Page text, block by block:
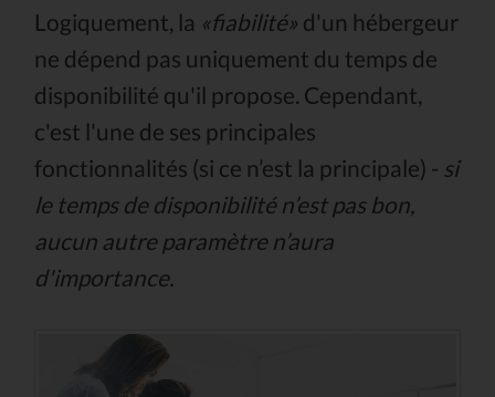
Logiquement, la «fiabilité» d'un hébergeur
ne dépend pas uniquement du temps de
disponibilité qu'il propose. Cependant,
c'est l'une de ses principales
fonctionnalités (si ce n’est la principale) - si
le temps de disponibilité n’est pas bon,
aucun autre paramètre n’aura
d'importance.